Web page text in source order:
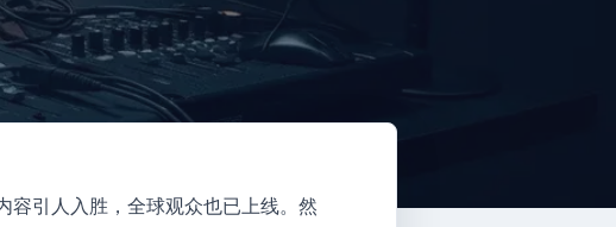
容引人入胜，全球观众也已上线。然